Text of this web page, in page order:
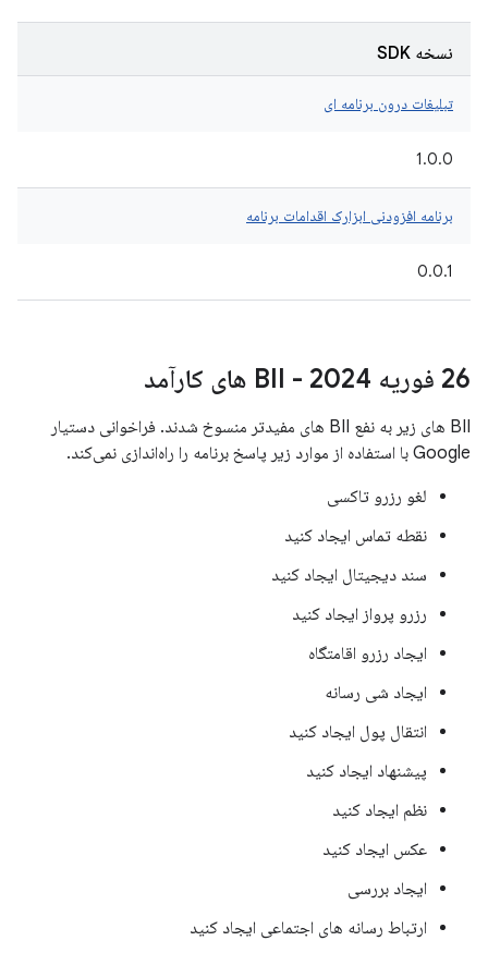
نسخه SDK
تبلیغات درون برنامه ای
1.0.0
برنامه افزودنی ابزارک اقدامات برنامه
0.0.1
26 فوریه 2024 - BII های کارآمد
BII های زیر به نفع BII های مفیدتر منسوخ شدند. فراخوانی دستیار
Google با استفاده از موارد زیر پاسخ برنامه را راه‌اندازی نمی‌کند.
لغو رزرو تاکسی
نقطه تماس ایجاد کنید
سند دیجیتال ایجاد کنید
رزرو پرواز ایجاد کنید
ایجاد رزرو اقامتگاه
ایجاد شی رسانه
انتقال پول ایجاد کنید
پیشنهاد ایجاد کنید
نظم ایجاد کنید
عکس ایجاد کنید
ایجاد بررسی
ارتباط رسانه های اجتماعی ایجاد کنید